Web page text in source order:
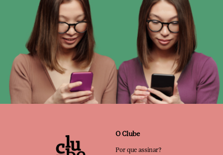
O Clube
Por que assinar?